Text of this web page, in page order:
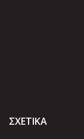
ΣΧΕΤΙΚΑ